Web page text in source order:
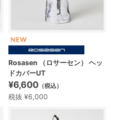
Rosasen （ロサーセン） ヘッ
ドカバーUT
¥6,600 （税込）
税抜 ¥6,000